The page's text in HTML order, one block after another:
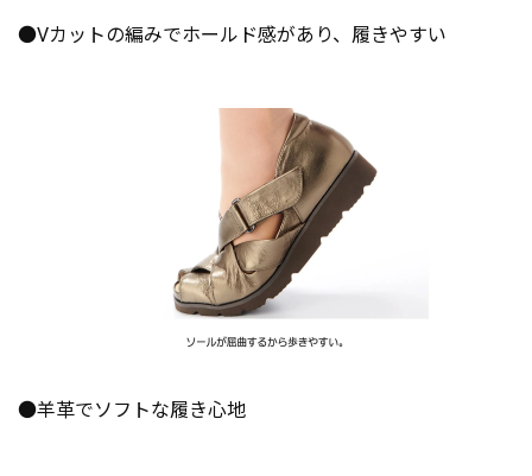
●Vカットの編みでホールド感があり、履きやすい
●羊革でソフトな履き心地